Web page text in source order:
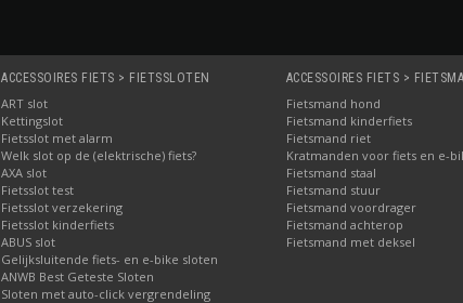
ACCESSOIRES FIETS > FIETSSLOTEN
ART slot
Kettingslot
Fietsslot met alarm
Welk slot op de (elektrische) fiets?
AXA slot
Fietsslot test
Fietsslot verzekering
Fietsslot kinderfiets
ABUS slot
Gelijksluitende fiets- en e-bike sloten
ANWB Best Geteste Sloten
Sloten met auto-click vergrendeling
ACCESSOIRES FIETS >
Fietsmand hond
Fietsmand kinderfiets
Fietsmand riet
Kratmanden voor fiets en e-
Fietsmand staal
Fietsmand stuur
Fietsmand voordrager
Fietsmand achterop
Fietsmand met deksel